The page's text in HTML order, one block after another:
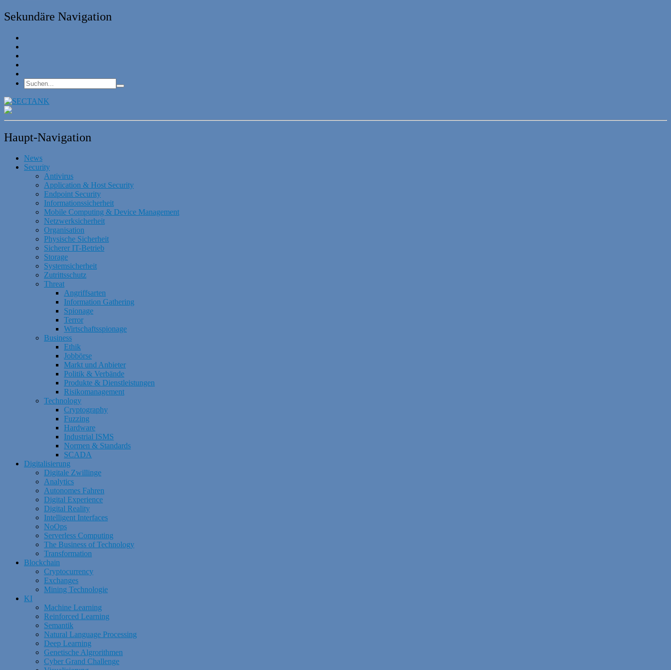
Sekundäre Navigation
Haupt-Navigation
News
Security
Antivirus
Application & Host Security
Endpoint Security
Informationssicherheit
Mobile Computing & Device Management
Netzwerksicherheit
Organisation
Physische Sicherheit
Sicherer IT-Betrieb
Storage
Systemsicherheit
Zutrittsschutz
Threat
Angriffsarten
Information Gathering
Spionage
Terror
Wirtschaftsspionage
Business
Ethik
Jobbörse
Markt und Anbieter
Politik & Verbände
Produkte & Dienstleistungen
Risikomanagement
Technology
Cryptography
Fuzzing
Hardware
Industrial ISMS
Normen & Standards
SCADA
Digitalisierung
Digitale Zwillinge
Analytics
Autonomes Fahren
Digital Experience
Digital Reality
Intelligent Interfaces
NoOps
Serverless Computing
The Business of Technology
Transformation
Blockchain
Cryptocurrency
Exchanges
Mining Technologie
KI
Machine Learning
Reinforced Learning
Semantik
Natural Language Processing
Deep Learning
Genetische Algrorithmen
Cyber Grand Challenge